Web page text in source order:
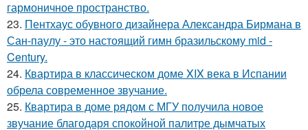
гармоничное пространство.
23. Пентхаус обувного дизайнера Александра Бирмана в
Сан-паулу - это настоящий гимн бразильскому mid -
Century.
24. Квартира в классическом доме XIX века в Испании
обрела современное звучание.
25. Квартира в доме рядом с МГУ получила новое
звучание благодаря спокойной палитре дымчатых